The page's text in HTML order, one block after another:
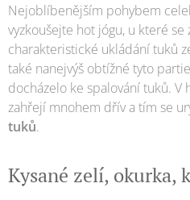
Nejoblíbenějším pohybem
vyzkoušejte hot jógu, u které
charakteristické ukládání tuků
také nanejvýš obtížné tyto
docházelo ke spalování tuků. V
zahřejí mnohem dřív a tím se
tuků.
Kysané zelí, okurka,